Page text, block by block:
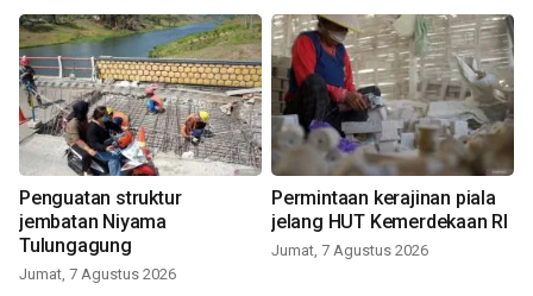
Penguatan struktur
jembatan Niyama
Tulungagung
Jumat, 7 Agustus 2026
Permintaan kerajinan piala
jelang HUT Kemerdekaan RI
Jumat, 7 Agustus 2026